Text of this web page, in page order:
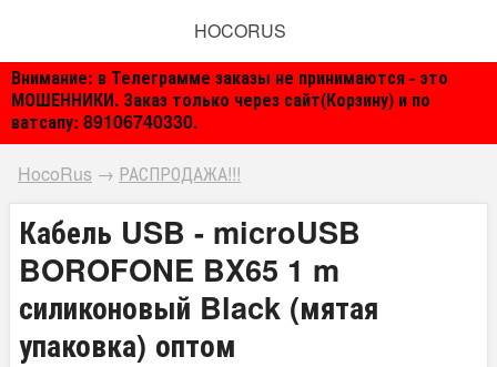
Внимание: в Телеграмме заказы не принимаются - это
МОШЕННИКИ. Заказ только через сайт(Корзину) и по
ватсапу: 89106740330.
HOCORUS
HocoRus → РАСПРОДАЖА!!!
Кабель USB - microUSB
BOROFONE BX65 1 m
силиконовый Black (мятая
упаковка) оптом